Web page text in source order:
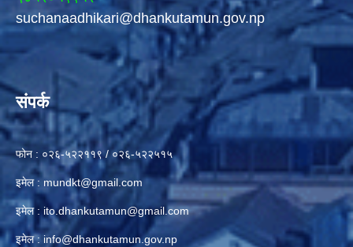
suchanaadhikari@dhankutamun.gov.np
संपर्क
फोन : ०२६-५२२११९ / ०२६-५२२५१५
इमेल : mundkt@gmail.com
इमेल : ito.dhankutamun@gmail.com
इमेल : info@dhankutamun.gov.np